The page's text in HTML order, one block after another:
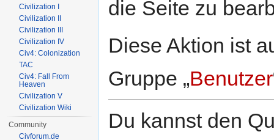
die Seite zu
Diese Aktion ist
Gruppe „Benutzer
Du kannst den
Civilization I
Civilization II
Civilization III
Civilization IV
Civ4: Colonization
TAC
Civ4: Fall From
Heaven
Civilization V
Civilization Wiki
Community
Civforum.de